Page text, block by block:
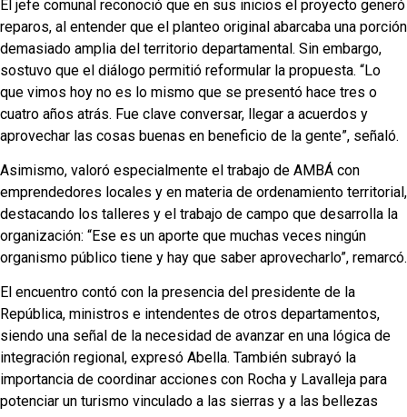
El jefe comunal reconoció que en sus inicios el proyecto generó
reparos, al entender que el planteo original abarcaba una porción
demasiado amplia del territorio departamental. Sin embargo,
sostuvo que el diálogo permitió reformular la propuesta. “Lo
que vimos hoy no es lo mismo que se presentó hace tres o
cuatro años atrás. Fue clave conversar, llegar a acuerdos y
aprovechar las cosas buenas en beneficio de la gente”, señaló.
Asimismo, valoró especialmente el trabajo de AMBÁ con
emprendedores locales y en materia de ordenamiento territorial,
destacando los talleres y el trabajo de campo que desarrolla la
organización: “Ese es un aporte que muchas veces ningún
organismo público tiene y hay que saber aprovecharlo”, remarcó.
El encuentro contó con la presencia del presidente de la
República, ministros e intendentes de otros departamentos,
siendo una señal de la necesidad de avanzar en una lógica de
integración regional, expresó Abella. También subrayó la
importancia de coordinar acciones con Rocha y Lavalleja para
potenciar un turismo vinculado a las sierras y a las bellezas